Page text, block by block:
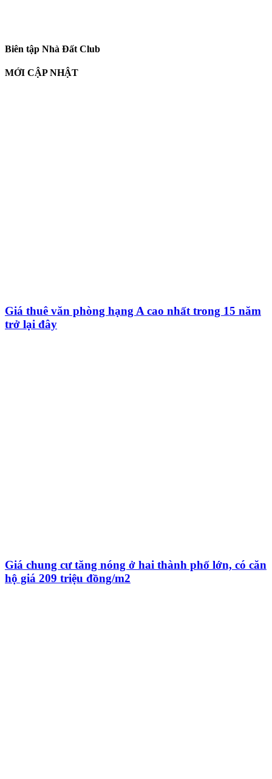
Biên tập Nhà Đất Club
MỚI CẬP NHẬT
Giá thuê văn phòng hạng A cao nhất trong 15 năm
trở lại đây
Giá chung cư tăng nóng ở hai thành phố lớn, có căn
hộ giá 209 triệu đồng/m2